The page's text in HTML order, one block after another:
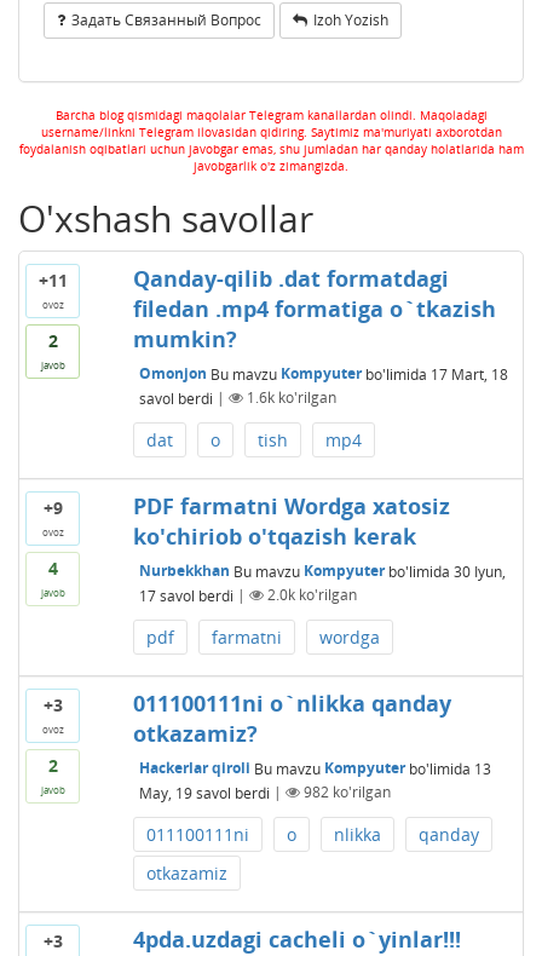
Задать Связанный Вопрос Izoh Yozish
Barcha blog qismidagi maqolalar Telegram kanallardan olindi. Maqoladagi
username/linkni Telegram ilovasidan qidiring. Saytimiz ma'muriyati axborotdan
foydalanish oqibatlari uchun javobgar emas, shu jumladan har qanday holatlarida ham
javobgarlik o'z zimangizda.
O'xshash savollar
+11
ovoz
2
javob
Qanday-qilib .dat formatdagi
filedan .mp4 formatiga o`tkazish
mumkin?
Omonjon Bu mavzu Kompyuterbo'limida 17 Mart, 18
savol berdi | 1.6kko'rilgan
dat o tish mp4
+9
ovoz
4
javob
PDF farmatni Wordga xatosiz
ko'chiriob o'tqazish kerak
Nurbekkhan Bu mavzu Kompyuterbo'limida 30 Iyun,
17 savol berdi | 2.0kko'rilgan
pdf farmatni wordga
+3
ovoz
2
javob
011100111ni o`nlikka qanday
otkazamiz?
Hackerlar qiroli Bu mavzu Kompyuterbo'limida 13
May, 19 savol berdi | 982ko'rilgan
011100111ni o nlikka
qanday
otkazamiz
+3 4pda.uzdagi cacheli o`yinlar!!!